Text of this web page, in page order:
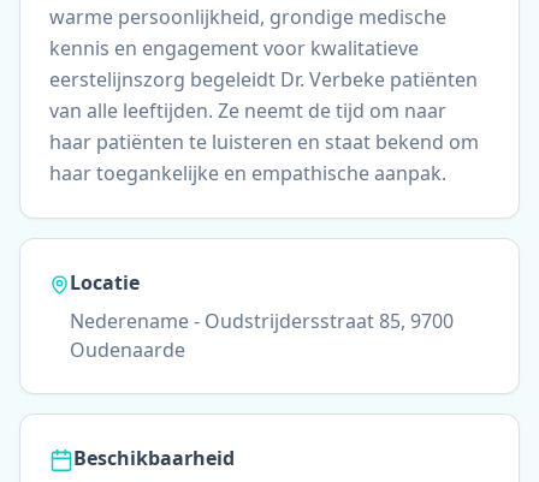
warme persoonlijkheid, grondige medische
kennis en engagement voor kwalitatieve
eerstelijnszorg begeleidt Dr. Verbeke patiënten
van alle leeftijden. Ze neemt de tijd om naar
haar patiënten te luisteren en staat bekend om
haar toegankelijke en empathische aanpak.
Locatie
Nederename - Oudstrijdersstraat 85, 9700
Oudenaarde
Beschikbaarheid